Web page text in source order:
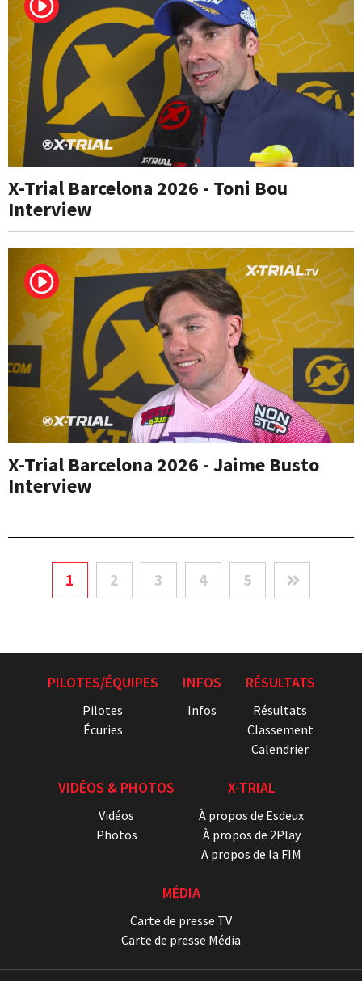
X-Trial Barcelona 2026 - Toni Bou
Interview
X-Trial Barcelona 2026 - Jaime Busto
Interview
1 2 3 4 5
PILOTES/ÉQUIPES
Pilotes
Écuries
INFOS
Infos
RÉSULTATS
Résultats
Classement
Calendrier
VIDÉOS & PHOTOS
Vidéos
Photos
X-TRIAL
À propos de Esdeux
À propos de 2Play
A propos de la FIM
MÉDIA
Carte de presse TV
Carte de presse Média